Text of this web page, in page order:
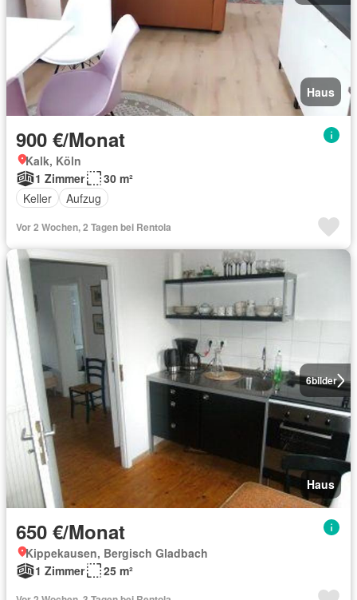
Haus
900 €/Monat
Kalk, Köln
1 Zimmer
30 m²
Keller
Aufzug
Vor 2 Wochen, 2 Tagen bei Rentola
6bilder
Haus
650 €/Monat
Kippekausen, Bergisch Gladbach
1 Zimmer
25 m²